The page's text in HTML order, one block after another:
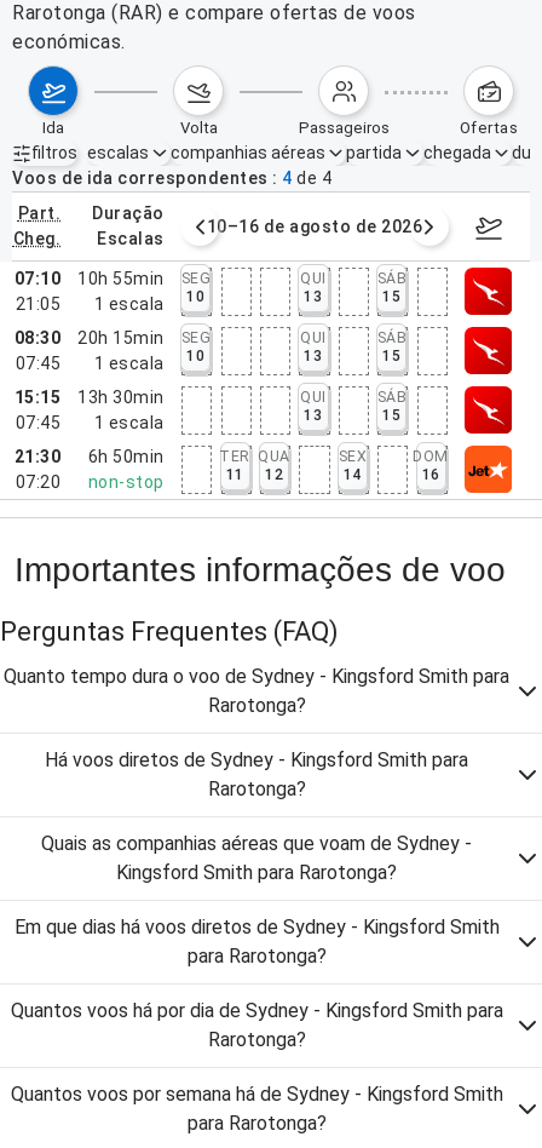
Rarotonga (RAR) e compare ofertas de voos
económicas.
ida volta passageiros ofertas
filtros
Filtros ativos nenhum
escalas companhias aéreas partida chegada
Voos de ida correspondentes
4 de 4
part.
cheg.
duração
escalas
agosto de 2026 10–16 de agosto de 2026 17–23
07:10
21:05
10h 55min
1 escala
SEG
10
QUI
13
SÁB
15
08:30
07:45
20h 15min
1 escala
SEG
10
QUI
13
SÁB
15
15:15
07:45
13h 30min
1 escala
QUI
13
SÁB
15
21:30
07:20
6h 50min
non-stop
TER
11
QUA
12
SEX
14
DOM
16
Importantes informações de voo
Perguntas Frequentes (FAQ)
Quanto tempo dura o voo de Sydney - Kingsford Smith para
Rarotonga?
Há voos diretos de Sydney - Kingsford Smith para
Rarotonga?
Quais as companhias aéreas que voam de Sydney -
Kingsford Smith para Rarotonga?
Em que dias há voos diretos de Sydney - Kingsford Smith
para Rarotonga?
Quantos voos há por dia de Sydney - Kingsford Smith para
Rarotonga?
Quantos voos por semana há de Sydney - Kingsford Smith
para Rarotonga?